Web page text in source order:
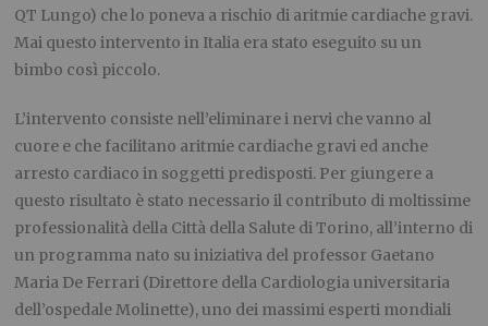
QT Lungo) che lo poneva a rischio di aritmie cardiache gravi.
Mai questo intervento in Italia era stato eseguito su un
bimbo così piccolo.
L’intervento consiste nell’eliminare i nervi che vanno al
cuore e che facilitano aritmie cardiache gravi ed anche
arresto cardiaco in soggetti predisposti. Per giungere a
questo risultato è stato necessario il contributo di moltissime
professionalità della Città della Salute di Torino, all’interno di
un programma nato su iniziativa del professor Gaetano
Maria De Ferrari (Direttore della Cardiologia universitaria
dell’ospedale Molinette), uno dei massimi esperti mondiali